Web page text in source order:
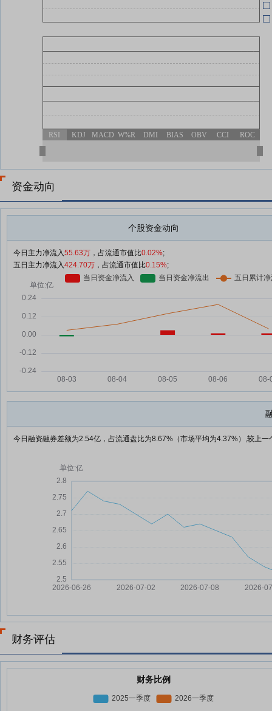
RSI KDJ MACD W%R DMI BIAS OBV CCI ROC
资金动向
个股资金动向
今日主力净流入55.63万 ，占流通市值比0.02%;
五日主力净流入424.70万 ，占流通市值比0.15%;
今日融资融券差额为2.54亿，占流通盘比为8.67%（市场平均为4.37%）,较上一
财务评估
财务比例